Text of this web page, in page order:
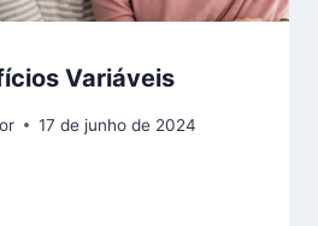
Variáveis
17 de junho de 2024